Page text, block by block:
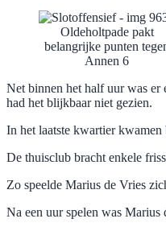
Oldeholtpade pakt
belangrijke punten
Annen 6
Net binnen het half uur was er
had het blijkbaar niet gezien.
In het laatste kwartier kwamen
De thuisclub bracht enkele
Zo speelde Marius de Vries
Na een uur spelen was